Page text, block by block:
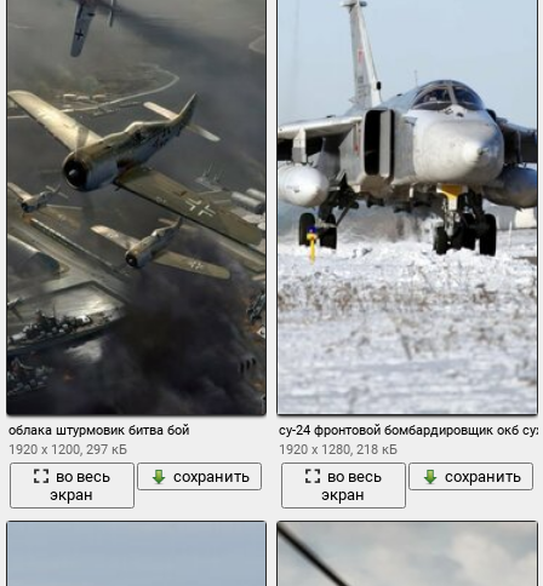
облака штурмовик битва бой
1920 x 1200, 297 кБ
во весь
экран
сохранить
су-24 фронтовой бомбардировщик окб
1920 x 1280, 218 кБ
во весь
экран
сохранить